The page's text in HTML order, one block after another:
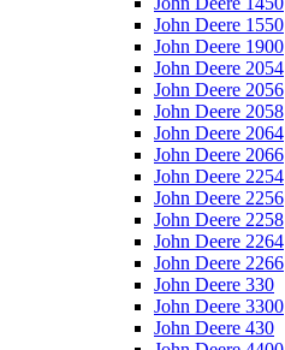
John Deere 1550
John Deere 1900
John Deere 2054
John Deere 2056
John Deere 2058
John Deere 2064
John Deere 2066
John Deere 2254
John Deere 2256
John Deere 2258
John Deere 2264
John Deere 2266
John Deere 330
John Deere 3300
John Deere 430